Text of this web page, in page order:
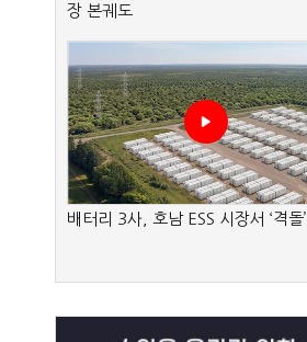
장 본궤도
배터리 3사, 호남 ESS 시장서 ‘격돌’